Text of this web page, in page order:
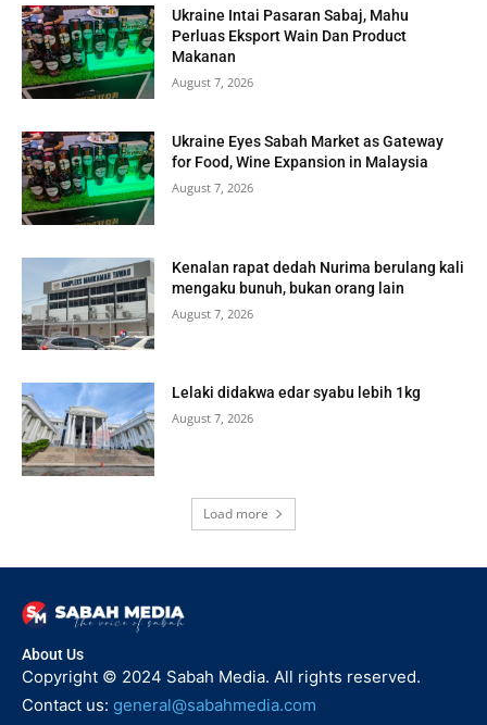
Ukraine Intai Pasaran Sabaj, Mahu
Perluas Eksport Wain Dan Product
Makanan
August 7, 2026
Ukraine Eyes Sabah Market as Gateway
for Food, Wine Expansion in Malaysia
August 7, 2026
Kenalan rapat dedah Nurima berulang kali
mengaku bunuh, bukan orang lain
August 7, 2026
Lelaki didakwa edar syabu lebih 1kg
August 7, 2026
Load more
About Us
Copyright © 2024 Sabah Media. All rights reserved.
Contact us: general@sabahmedia.com